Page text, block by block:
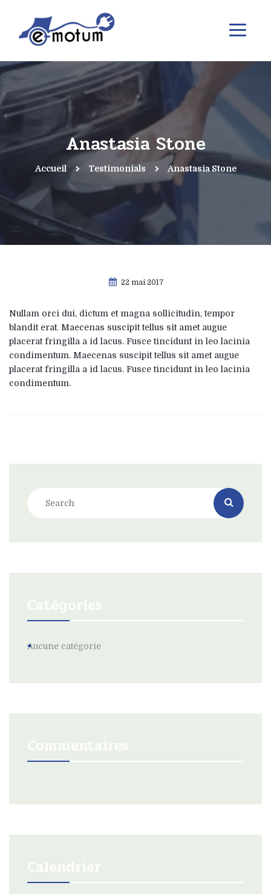
Anastasia Stone
Accueil Testimonials Anastasia Stone
22 mai 2017
Nullam orci dui, dictum et magna sollicitudin, tempor
blandit erat. Maecenas suscipit tellus sit amet augue
placerat fringilla a id lacus. Fusce tincidunt in leo lacinia
condimentum. Maecenas suscipit tellus sit amet augue
placerat fringilla a id lacus. Fusce tincidunt in leo lacinia
condimentum.
Aucune catégorie